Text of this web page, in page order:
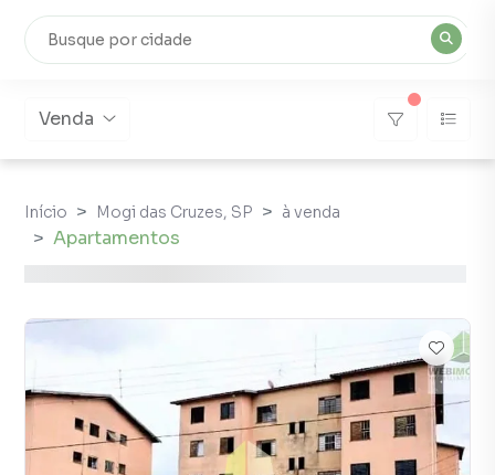
Venda
Início Mogi das Cruzes, SP à venda
Apartamentos